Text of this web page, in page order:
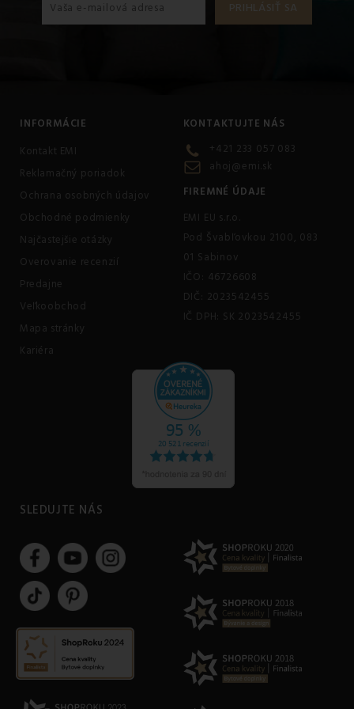
INFORMÁCIE
Kontakt EMI
Reklamačný poriadok
Ochrana osobných údajov
Obchodné podmienky
Najčastejšie otázky
Overovanie recenzií
Predajne
Veľkoobchod
Mapa stránky
Kariéra
KONTAKTUJTE NÁS
+421 233 057 083
ahoj@emi.sk
FIREMNÉ ÚDAJE
EMI EU s.r.o.
Pod Švabľovkou 2100, 083
01 Sabinov
IČO: 46726608
DIČ: 2023542455
IČ DPH: SK 2023542455
SLEDUJTE NÁS